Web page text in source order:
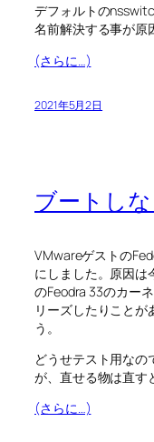
デフォルトの
名前解決する事が原
(さらに…)
2021年5月2日
ブートし
VMwareゲストの
にしました。原因は
のFeodra 33のカー
リーズしたりことが
う。
どうせテスト用なの
が、直せる物は直す
(さらに…)